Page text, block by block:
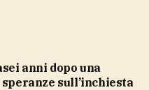
sull’inchiesta